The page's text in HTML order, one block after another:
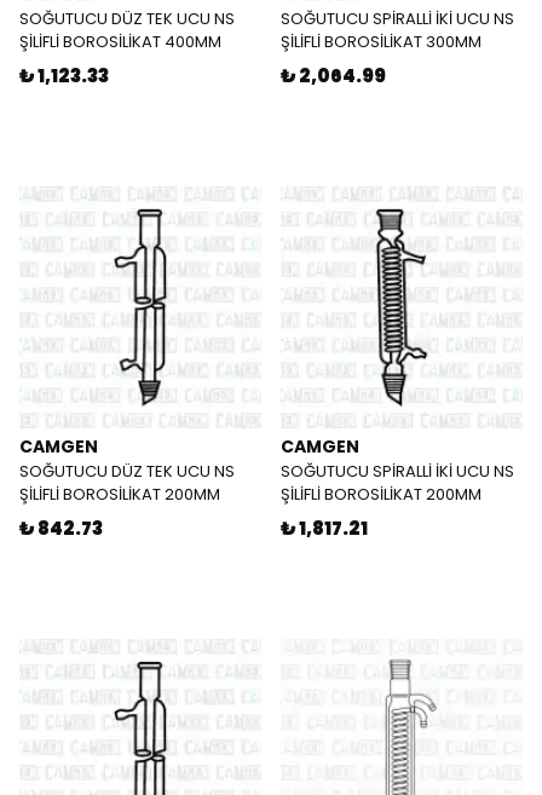
SOĞUTUCU DÜZ TEK UCU NS
ŞİLİFLİ BOROSİLİKAT 400MM
₺ 1,123.33
SOĞUTUCU SPİRALLİ İKİ UCU NS
ŞİLİFLİ BOROSİLİKAT 300MM
₺ 2,064.99
CAMGEN
SOĞUTUCU DÜZ TEK UCU NS
ŞİLİFLİ BOROSİLİKAT 200MM
₺ 842.73
CAMGEN
SOĞUTUCU SPİRALLİ İKİ UCU NS
ŞİLİFLİ BOROSİLİKAT 200MM
₺ 1,817.21